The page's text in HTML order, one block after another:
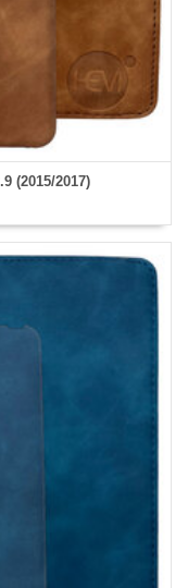
(2015/2017)